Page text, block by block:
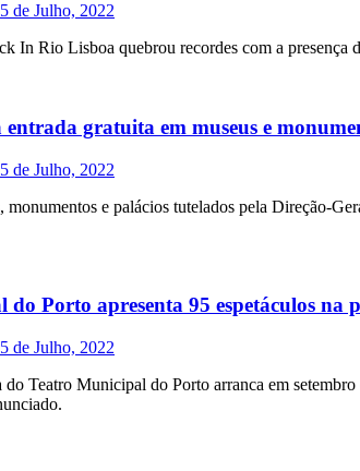
5 de Julho, 2022
In Rio Lisboa quebrou recordes com a presença
gratuita em museus e
5 de Julho, 2022
monumentos e palácios tutelados pela Direção-
do Porto apresenta 95 espetáculos na
5 de Julho, 2022
Teatro Municipal do Porto arranca em